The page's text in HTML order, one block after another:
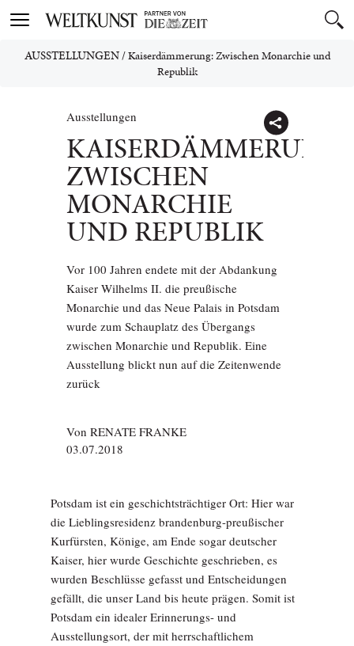
Toggle
AUSSTELLUNGEN/Kaiserdämmerung: Zwischen Monarchie und
Republik
Ausstellungen
KAISERDÄMMERUNG:
ZWISCHEN
MONARCHIE
UND REPUBLIK
Vor 100 Jahren endete mit der Abdankung
Kaiser Wilhelms II. die preußische
Monarchie und das Neue Palais in Potsdam
wurde zum Schauplatz des Übergangs
zwischen Monarchie und Republik. Eine
Ausstellung blickt nun auf die Zeitenwende
zurück
Von RENATE FRANKE
03.07.2018
Potsdam ist ein geschichtsträchtiger Ort: Hier war
die Lieblingsresidenz brandenburg-preußischer
Kurfürsten, Könige, am Ende sogar deutscher
Kaiser, hier wurde Geschichte geschrieben, es
wurden Beschlüsse gefasst und Entscheidungen
gefällt, die unser Land bis heute prägen. Somit ist
Potsdam ein idealer Erinnerungs- und
Ausstellungsort, der mit herrschaftlichem